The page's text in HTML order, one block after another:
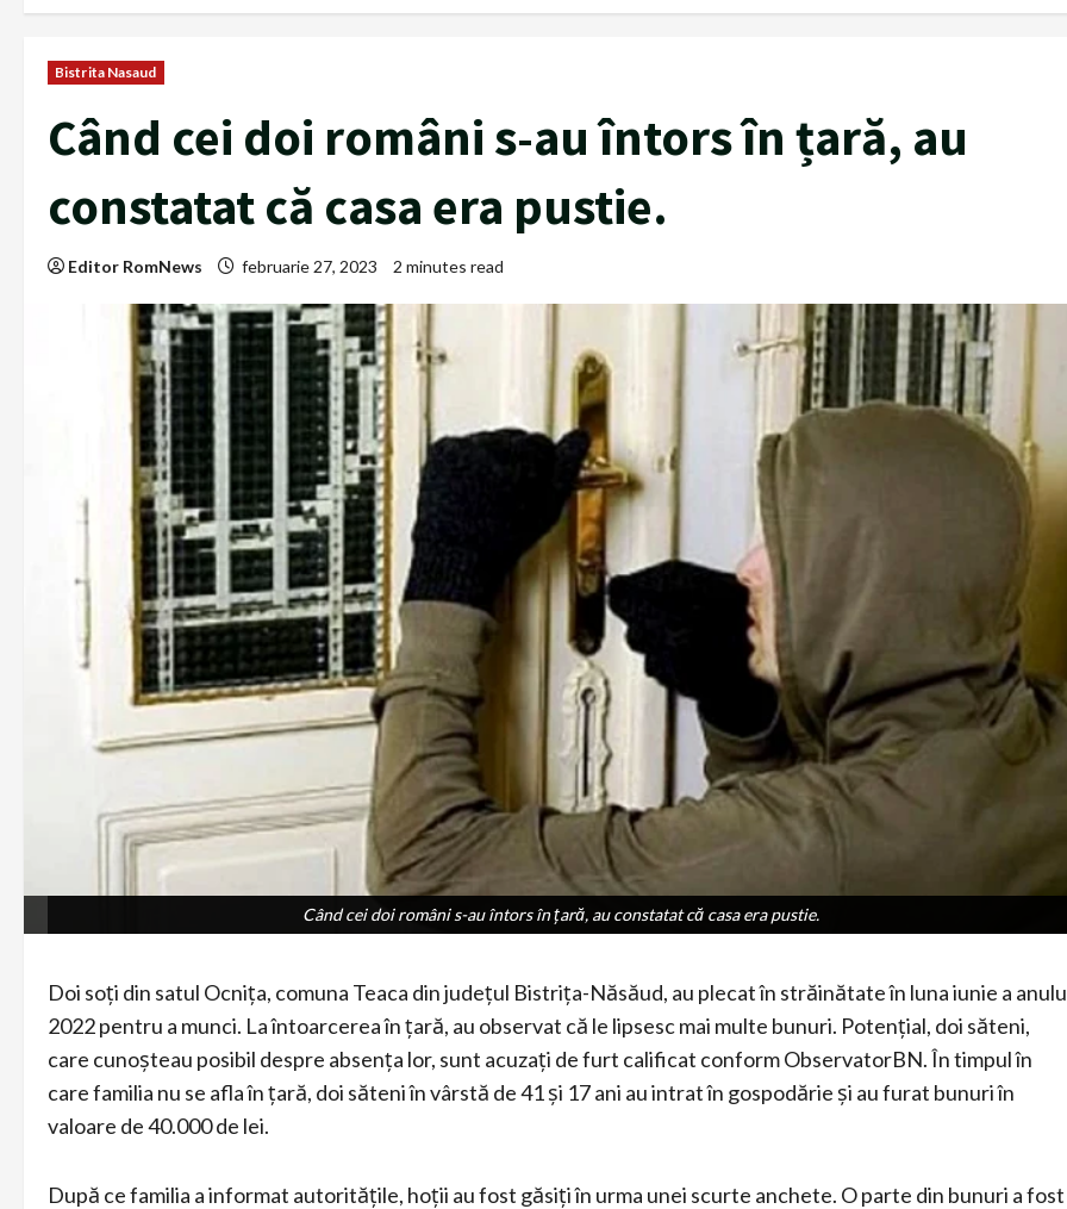
Bistrita Nasaud
Când cei doi români s-au întors în țară, au
constatat că casa era pustie.
Editor RomNews februarie 27, 2023 2 minutes read
Când cei doi români s-au întors în țară, au constatat că casa era pustie.
Când cei doi români s-au întors în țară, au constatat că casa era pustie.
Doi soți din satul Ocnița, comuna Teaca din județul Bistrița-Năsăud, au plecat în străinătate în luna iunie a
2022 pentru a munci. La întoarcerea în țară, au observat că le lipsesc mai multe bunuri. Potențial, doi săteni,
care cunoșteau posibil despre absența lor, sunt acuzați de furt calificat conform ObservatorBN. În timpul în
care familia nu se afla în țară, doi săteni în vârstă de 41 și 17 ani au intrat în gospodărie și au furat bunuri în
valoare de 40.000 de lei.
După ce familia a informat autoritățile, hoții au fost găsiți în urma unei scurte anchete. O parte din bunuri a fost